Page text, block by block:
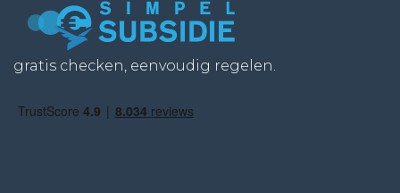
gratis checken, eenvoudig regelen.